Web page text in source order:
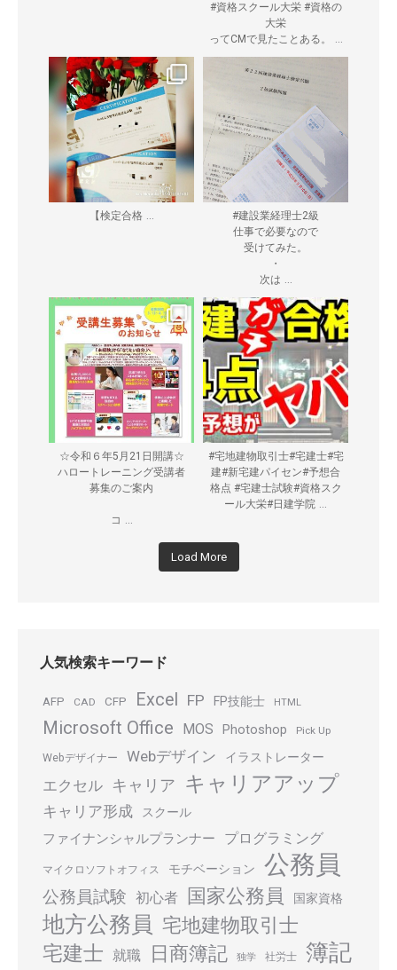
#資格スクール大栄 #資格の
大栄
ってCMで見たことある。
...
【検定合格 ...
#建設業経理士2級
仕事で必要なので
受けてみた。
・
次は ...
☆令和６年5月21日開講☆
ハロートレーニング受講者
募集のご案内
コ ...
#宅地建物取引士#宅建士#宅
建#新宅建パイセン#予想合
格点 #宅建士試験#資格スク
ール大栄#日建学院 ...
Load More
人気検索キーワード
AFP CAD CFP Excel FP FP技能士 HTML
Microsoft Office MOS Photoshop Pick Up
Webデザイナー Webデザイン イラストレーター
エクセル キャリア キャリアアップ
キャリア形成 スクール
ファイナンシャルプランナー プログラミング
マイクロソフトオフィス モチベーション 公務員
公務員試験 初心者 国家公務員 国家資格
地方公務員 宅地建物取引士
宅建士 就職 日商簿記 独学 社労士 簿記